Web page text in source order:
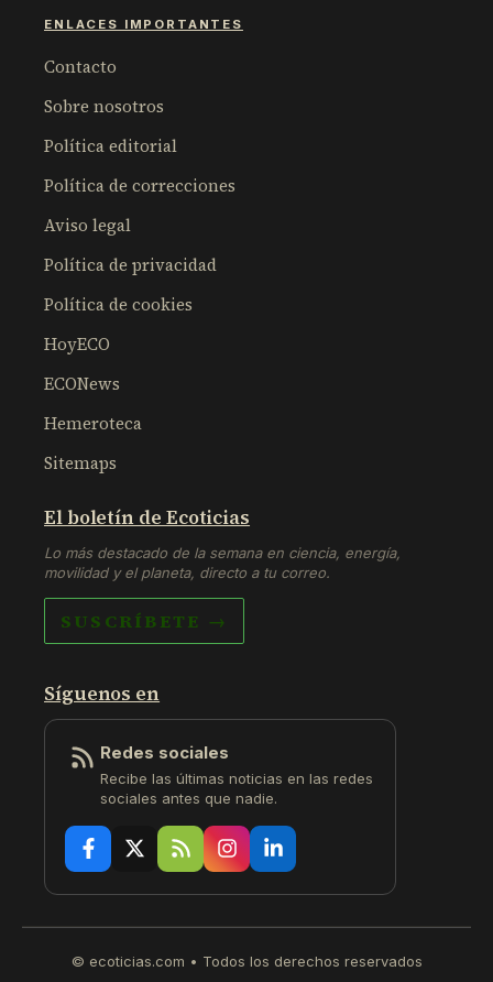
ENLACES IMPORTANTES
Contacto
Sobre nosotros
Política editorial
Política de correcciones
Aviso legal
Política de privacidad
Política de cookies
HoyECO
ECONews
Hemeroteca
Sitemaps
El boletín de Ecoticias
Lo más destacado de la semana en ciencia, energía,
movilidad y el planeta, directo a tu correo.
SUSCRÍBETE →
Síguenos en
Redes sociales
Recibe las últimas noticias en las redes
sociales antes que nadie.
© ecoticias.com • Todos los derechos reservados